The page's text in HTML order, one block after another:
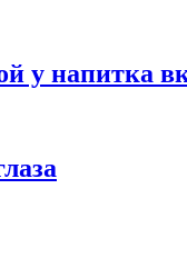
у напитка